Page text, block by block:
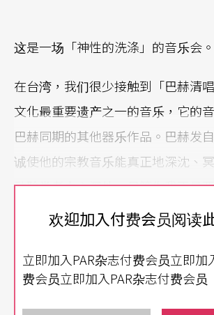
这是一场「神性的洗涤」的音乐会。
在台湾，我们很少接触到「巴赫清
文化最重要遗产之一的音乐，它的
巴赫同期的其他器乐作品。巴赫发
诚使他的宗教音乐能真正地深沈、
动聆赏者内心深处。尽管你我不具
景，依然能透过音乐感受到巴赫那
难能可贵。而今年很幸运的，乐兴
演出「巴赫清唱剧」！
欢迎加入付费会员阅读
立即加入PAR杂志付费会员立即加
费会员立即加入PAR杂志付费会员